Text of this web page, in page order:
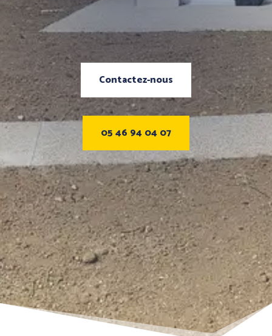
Contactez-nous
05 46 94 04 07